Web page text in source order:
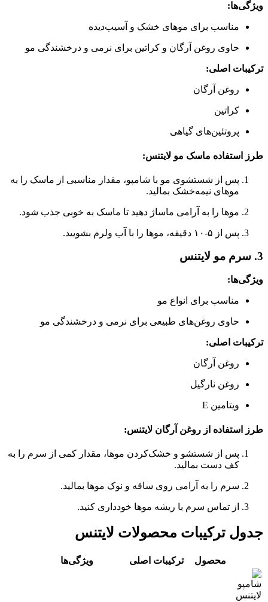
ویژگی‌ها:
مناسب برای موهای خشک و آسیب‌دیده
حاوی روغن آرگان و کراتین برای نرمی و درخشندگی مو
ترکیبات اصلی:
روغن آرگان
کراتین
پروتئین‌های گیاهی
طرز استفاده ماسک مو لایتنس:
پس از شستشوی مو با شامپو، مقدار مناسبی از ماسک را به
موهای نیمه‌خشک بمالید.
موها را به آرامی ماساژ دهید تا ماسک به خوبی جذب شود.
پس از ۵-۱۰ دقیقه، موها را با آب ولرم بشویید.
3. سرم مو لایتنس
ویژگی‌ها:
مناسب برای انواع مو
حاوی روغن‌های طبیعی برای نرمی و درخشندگی مو
ترکیبات اصلی:
روغن آرگان
روغن نارگیل
ویتامین E
طرز استفاده از روغن آرگان لایتنس:
پس از شستشو و خشک‌کردن موها، مقدار کمی از سرم را به
کف دست بمالید.
سرم را به آرامی روی ساقه و نوک موها بمالید.
از تماس سرم با ریشه موها خودداری کنید.
جدول ترکیبات محصولات لایتنس
محصول ترکیبات اصلی ویژگی‌ها